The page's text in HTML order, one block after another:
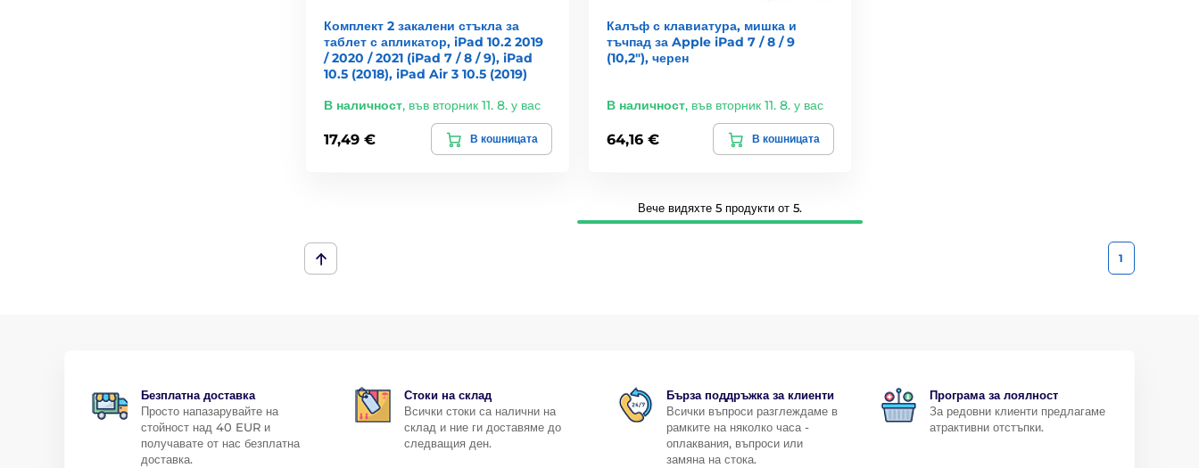
Комплект 2 закалени стъкла за
таблет с апликатор, iPad 10.2 2019
/ 2020 / 2021 (iPad 7 / 8 / 9), iPad
10.5 (2018), iPad Air 3 10.5 (2019)
В наличност, във вторник 11. 8. у вас
17,49 € В кошницата
Калъф с клавиатура, мишка и
тъчпад за Apple iPad 7 / 8 / 9
(10,2"), черен
В наличност, във вторник 11. 8. у вас
64,16 € В кошницата
Вече видяхте 5 продукти от 5.
1
Безплатна доставка
Просто напазарувайте на
стойност над 40 EUR и
получавате от нас безплатна
доставка.
Стоки на склад
Всички стоки са налични на
склад и ние ги доставяме до
следващия ден.
Бърза поддръжка за клиенти
Всички въпроси разглеждаме в
рамките на няколко часа -
оплаквания, въпроси или
замяна на стока.
Програма за лоялност
За редовни клиенти предлагаме
атрактивни отстъпки.